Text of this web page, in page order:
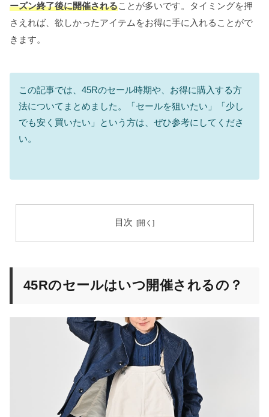
ーズン終了後に開催されることが多いです。タイミングを押
さえれば、欲しかったアイテムをお得に手に入れることがで
きます。
この記事では、45Rのセール時期や、お得に購入する方
法についてまとめました。「セールを狙いたい」「少し
でも安く買いたい」という方は、ぜひ参考にしてくださ
い。
目次
45Rのセールはいつ開催されるの？